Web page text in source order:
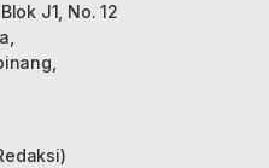
J1, No. 12